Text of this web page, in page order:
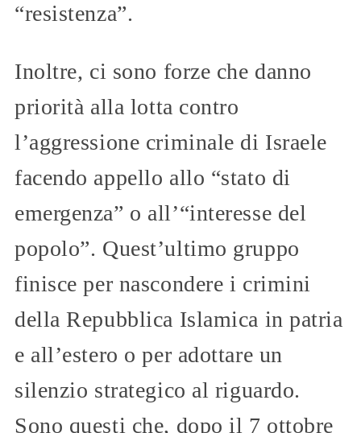
“resistenza”.
Inoltre, ci sono forze che danno
priorità alla lotta contro
l’aggressione criminale di Israele
facendo appello allo “stato di
emergenza” o all’“interesse del
popolo”. Quest’ultimo gruppo
finisce per nascondere i crimini
della Repubblica Islamica in patria
e all’estero o per adottare un
silenzio strategico al riguardo.
Sono questi che, dopo il 7 ottobre